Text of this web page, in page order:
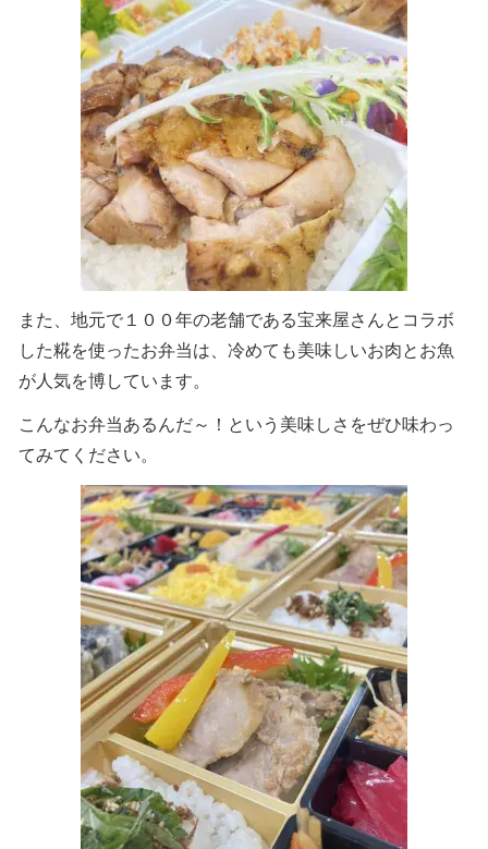
また、地元で１００年の老舗である宝来屋さんとコラボ
した糀を使ったお弁当は、冷めても美味しいお肉とお魚
が人気を博しています。
こんなお弁当あるんだ～！という美味しさをぜひ味わっ
てみてください。